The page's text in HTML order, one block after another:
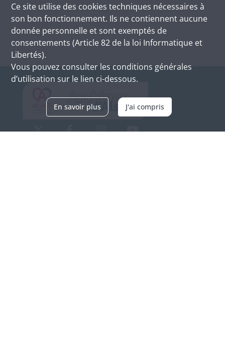
Ce site utilise des cookies techniques nécessaires à
son bon fonctionnement. Ils ne contiennent aucune
donnée personnelle et sont exemptés de
consentements (Article 82 de la loi Informatique et
Libertés).
Vous pouvez consulter les conditions générales
d’utilisation sur le lien ci-dessous.
En savoir plus J'ai compris